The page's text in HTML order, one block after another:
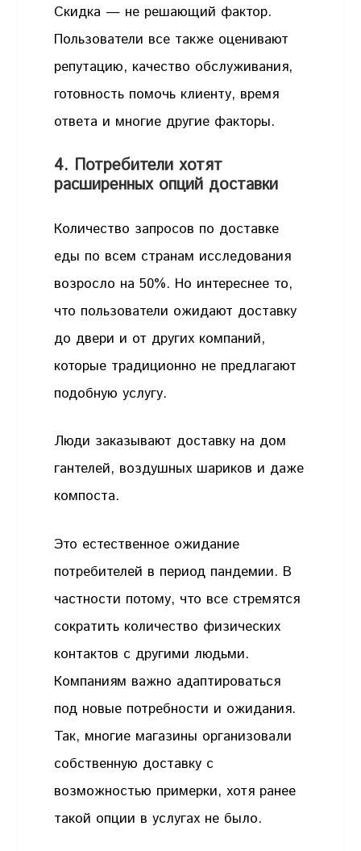
Скидка — не решающий фактор.
Пользователи все также оценивают
репутацию, качество обслуживания,
готовность помочь клиенту, время
ответа и многие другие факторы.
4. Потребители хотят
расширенных опций доставки
Количество запросов по доставке
еды по всем странам исследования
возросло на 50%. Но интереснее то,
что пользователи ожидают доставку
до двери и от других компаний,
которые традиционно не предлагают
подобную услугу.
Люди заказывают доставку на дом
гантелей, воздушных шариков и даже
компоста.
Это естественное ожидание
потребителей в период пандемии. В
частности потому, что все стремятся
сократить количество физических
контактов с другими людьми.
Компаниям важно адаптироваться
под новые потребности и ожидания.
Так, многие магазины организовали
собственную доставку с
возможностью примерки, хотя ранее
такой опции в услугах не было.